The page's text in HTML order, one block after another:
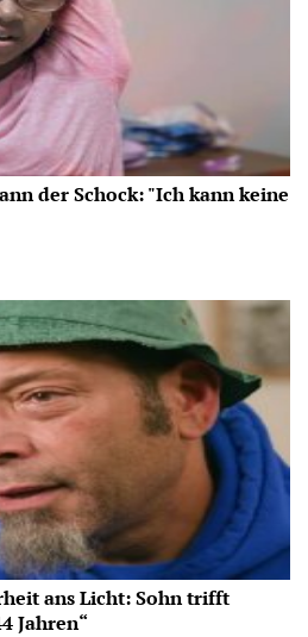
der Schock: "Ich kann keine
ans Licht: Sohn trifft
Jahren“